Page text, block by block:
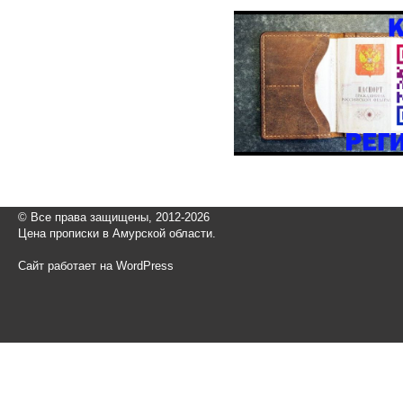
© Все права защищены, 2012-2026
Цена прописки в Амурской области.
Сайт работает на WordPress